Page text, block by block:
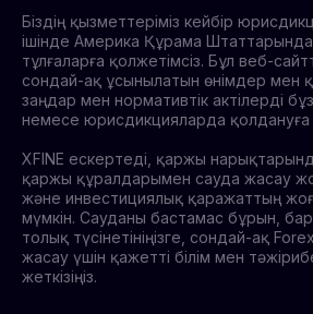
Біздің қызметтеріміз кейбір
ішінде Америка Құрама
тұлғаларға қолжетімсіз. Бұл веб-
сондай-ақ ұсынылатын өнімдер мен
заңдар мен нормативтік актілерді
немесе юрисдикцияларда қолдануға
XFINE ескертеді, қаржы
қаржы құралдарымен сауда жасау
және инвестициялық қаражаттың
мүмкін. Сауданы бастамас бұрын,
толық түсінетініңізге, сондай-ақ
жасау үшін қажетті білім мен
жеткізіңіз.